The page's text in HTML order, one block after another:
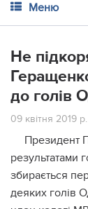
Меню
Не
до голів
09 квітня 2019
Президент
результатами
збирається
деяких голів